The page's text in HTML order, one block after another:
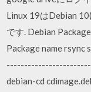
Linux 19はDebian
です. Debian
Package name
debian-cd